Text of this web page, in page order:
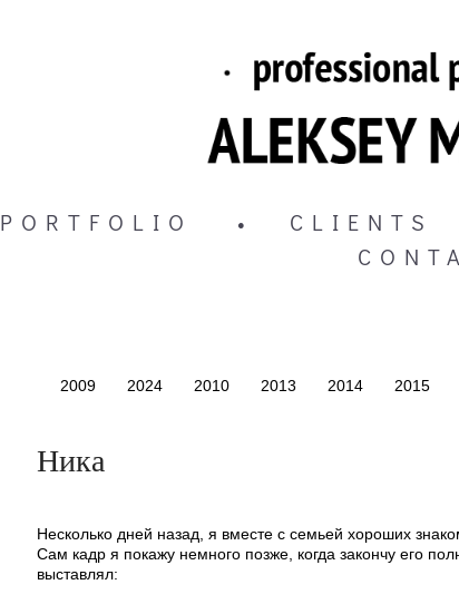
PORTFOLIO • CLIENTS
2009 2024 2010 2013 2014 2015
Ника
Несколько дней назад, я вместе с семьей хороших
Сам кадр я покажу немного позже, когда закончу его
выставлял: